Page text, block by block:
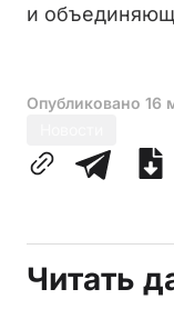
и
Опубликовано 16
Читать